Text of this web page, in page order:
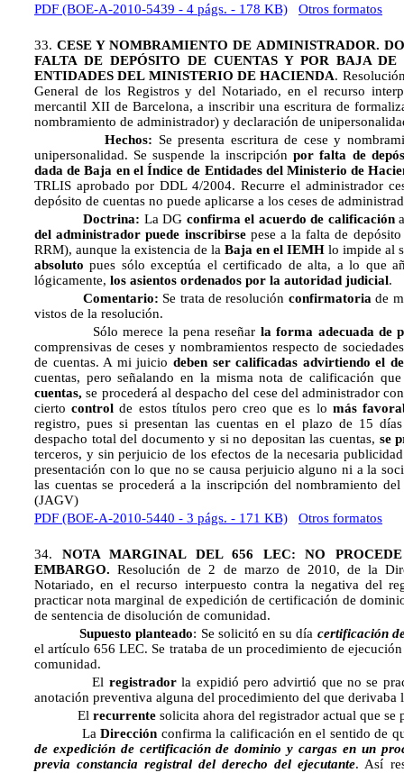
PDF (BOE-A-2010-5439 - 4 págs. - 178 KB)
Otros formatos
33.CESE Y NOMBRAMIENTO DE ADMINISTRADOR.
FALTA DE DEPÓSITO DE CUENTAS Y POR BAJA DE
ENTIDADES DEL MINISTERIO DE HACIENDA.
General de los Registros y del Notariado, en el recurso
mercantil XII de Barcelona, a inscribir una escritura de
nombramiento de administrador) y declaración de
Hechos: Se presenta escritura de cese y
unipersonalidad. Se suspende la inscripciónpor falta de
dada de Baja en el Índice de Entidades del Ministerio de
TRLIS aprobado por DDL 4/2004. Recurre el administrador
depósito de cuentas no puede aplicarse a los ceses de
Doctrina: La DG confirma el acuerdo de calificación
del administrador puede inscribirsepese a la falta de
RRM), aunque la existencia delaBaja en el IEMH lo impide al
absoluto pues sólo exceptúa el certificado de alta, a lo que
lógicamente, los asientos ordenados por la autoridad judicial.
Comentario: Se trata de resolución confirmatoriade
vistos de la resolución.
Sólo merece la pena reseñar la forma adecuada de
comprensivas de ceses y nombramientos respecto de
de cuentas. A mi juicio deben ser calificadas advirtiendo el
cuentas, pero señalando en la misma nota de calificación
cuentas, se procederá al despacho del cese del administrador
ciertocontrol de estos títulos pero creo que es lo más
registro, pues si presentan las cuentas en el plazo de 15
despacho total del documento y si no depositan las cuentas, se
terceros, y sin perjuicio de los efectos de la necesaria
presentación con lo que no se causa perjuicio alguno ni a la
las cuentas se procederá a la inscripción del nombramiento
(JAGV)
PDF (BOE-A-2010-5440 - 3 págs. - 171 KB)
Otros formatos
34. NOTA MARGINAL DEL 656 LEC: NO
EMBARGO.Resolución de 2 de marzo de 2010, de la
Notariado, en el recurso interpuesto contra la negativa del
practicar nota marginal de expedición de certificación de
de sentencia de disolución de comunidad.
Supuesto planteado: Se solicitó en su día certificación
el artículo 656 LEC. Se trataba de un procedimiento de
comunidad.
El registradorla expidió pero advirtió que no se
anotación preventiva alguna del procedimiento del que derivaba
El recurrente solicita ahora del registrador actual que se
LaDirección confirma la calificación en el sentido de
de expedición de certificación de dominio y cargas en un
previa constancia registral del derecho del ejecutante. Así